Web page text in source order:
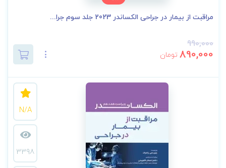
مراقبت از بیمار در جراحی الکساندر 2023 جلد سوم جرا...
990,000
890,000 تومان
N/A
3398